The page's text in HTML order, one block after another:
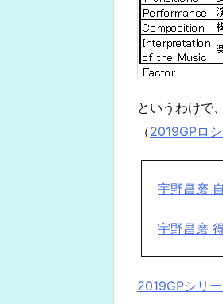
というわけで
（2019GPロ
宇野昌磨
宇野昌磨
2019GPシリ